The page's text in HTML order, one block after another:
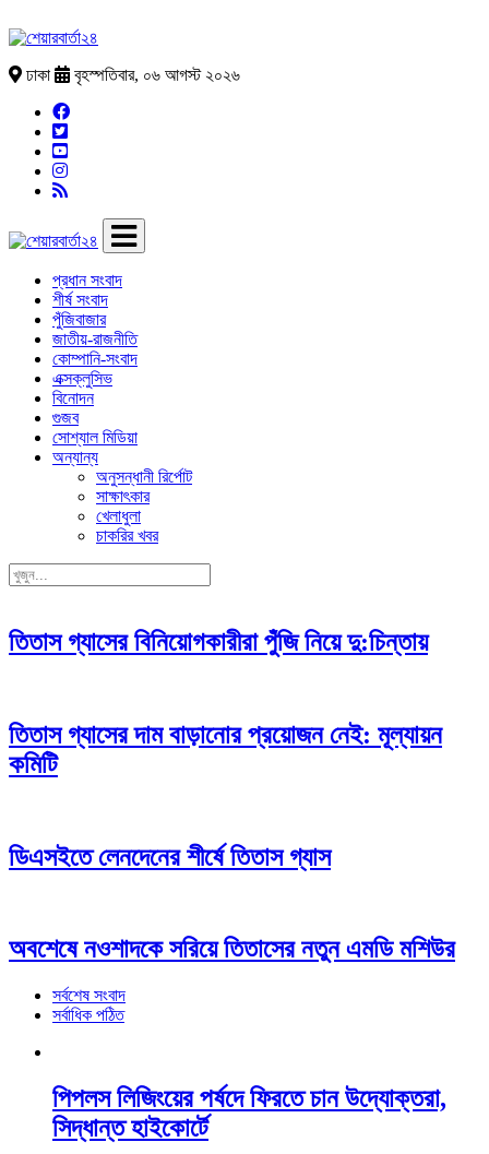
ঢাকা বৃহস্পতিবার, ০৬ আগস্ট ২০২৬
প্রধান সংবাদ
শীর্ষ সংবাদ
পুঁজিবাজার
জাতীয়-রাজনীতি
কোম্পানি-সংবাদ
এক্সক্লুসিভ
বিনোদন
গুজব
সোশ্যাল মিডিয়া
অন্যান্য
অনুসন্ধানী রির্পোট
সাক্ষাৎকার
খেলাধুলা
চাকরির খবর
তিতাস গ্যাসের বিনিয়োগকারীরা পুঁজি নিয়ে দু:চিন্তায়
তিতাস গ্যাসের দাম বাড়ানোর প্রয়োজন নেই: মূল্যায়ন
কমিটি
ডিএসইতে লেনদেনের শীর্ষে তিতাস গ্যাস
অবশেষে নওশাদকে সরিয়ে তিতাসের নতুন এমডি মশিউর
সর্বশেষ সংবাদ
সর্বাধিক পঠিত
পিপলস লিজিংয়ের পর্ষদে ফিরতে চান উদ্যোক্তরা,
সিদ্ধান্ত হাইকোর্টে